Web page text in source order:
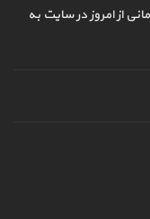
بر اساس ارز آزاد 160 هزارتومانی از امروز در سایت به